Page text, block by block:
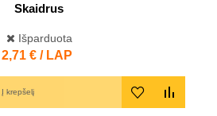
Skaidrus
Išparduota
Kaina
2,71 € / LAP
Į krepšelį